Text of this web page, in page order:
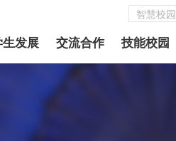
智慧校园
发展 交流合作 技能校园